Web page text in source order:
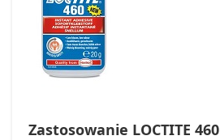
Zastosowanie LOCTITE 460